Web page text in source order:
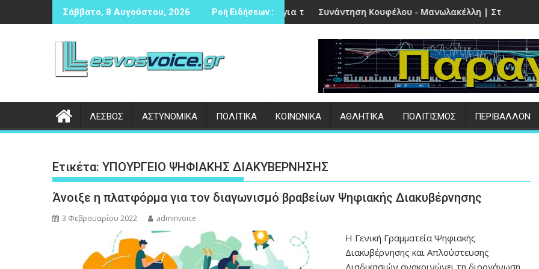
στο
Σάββατο, 8 Αυγούστου, 2026 Ροή Ειδήσεων :
αντισφαίρισης
Δικογραφία σε βάρος 23χρονου ημεδαπού για τροχαίο στην ΠέτραΣυνάντηση Κουφέλου - Μανωλακέλλη | Στο επίκεντρο το παλιό
Επιτυχημένες οι
ΛΕΣΒΟΣ ΑΣΤΥΝΟΜΙΚΑ ΠΟΛΙΤΙΚΑ ΚΟΙΝΩΝΙΚΑ ΑΘΛΗΤΙΚΑ ΠΟΛΙΤΙΣΜΟΣ ΠΕΡΙΒΑΛΛΟΝ
Ετικέτα: ΥΠΟΥΡΓΕΙΟ ΨΗΦΙΑΚΗΣ ΔΙΑΚΥΒΕΡΝΗΣΗΣ
Άνοιξε η πλατφόρμα για τον διαγωνισμό βραβείων Ψηφιακής Διακυβέρνησης
3 Φεβρουαρίου 2022 adminvoice
Η Γενική Γραμματεία Ψηφιακής
Διακυβέρνησης και Απλούστευσης
Διαδικασιών ανακοινώνει τη διοργάνωση